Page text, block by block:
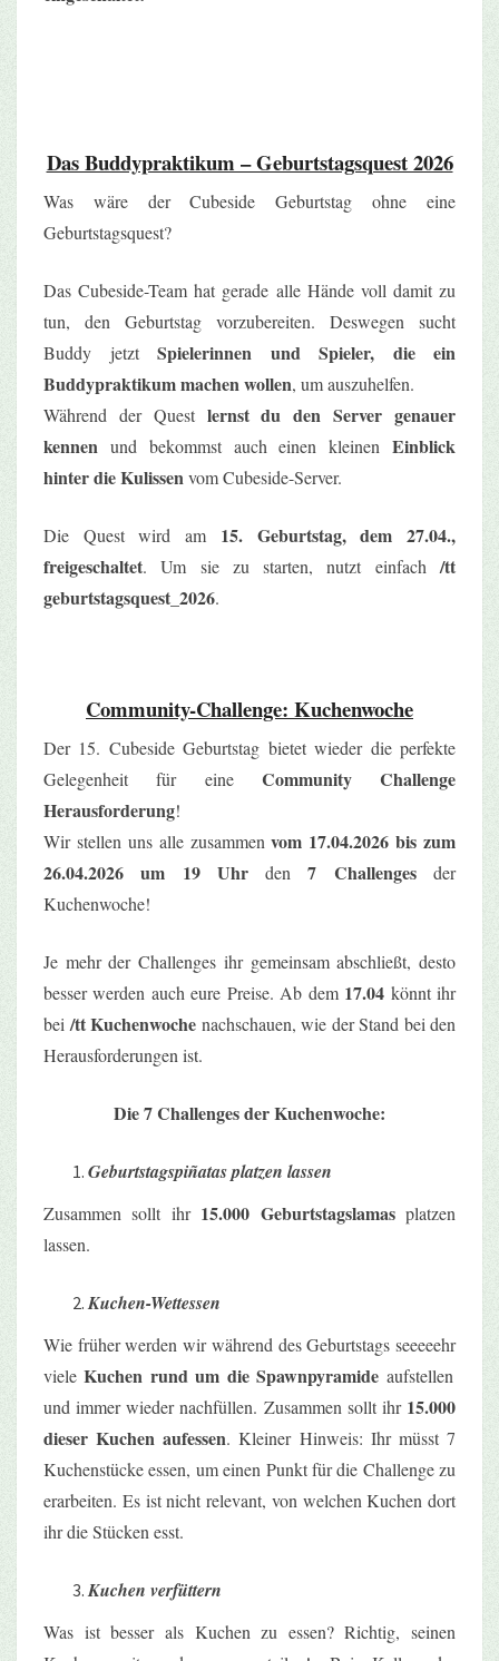
Das Buddypraktikum – Geburtstagsquest 2026
Was wäre der Cubeside Geburtstag ohne eine
Geburtstagsquest?
Das Cubeside-Team hat gerade alle Hände voll damit zu
tun, den Geburtstag vorzubereiten. Deswegen sucht
Buddy jetzt Spielerinnen und Spieler, die ein
Buddypraktikum machen wollen, um auszuhelfen.
Während der Quest lernst du den Server genauer
kennen und bekommst auch einen kleinen Einblick
hinter die Kulissenvom Cubeside-Server.
Die Quest wird am 15. Geburtstag, dem 27.04.,
freigeschaltet. Um sie zu starten, nutzt einfach /tt
geburtstagsquest_2026.
Community-Challenge: Kuchenwoche
Der 15. Cubeside Geburtstag bietet wieder die perfekte
Gelegenheit für eine Community Challenge
Herausforderung!
Wir stellen uns alle zusammenvom 17.04.2026 bis zum
26.04.2026 um 19 Uhrden7 Challengesder
Kuchenwoche!
Je mehr der Challenges ihr gemeinsam abschließt, desto
besser werden auch eure Preise. Ab dem 17.04 könnt ihr
bei /tt Kuchenwoche nachschauen, wie der Stand bei den
Herausforderungen ist.
Die 7 Challenges der Kuchenwoche:
Geburtstagspiñatas platzen lassen
Zusammen sollt ihr 15.000 Geburtstagslamasplatzen
lassen.
Kuchen-Wettessen
Wie früher werden wir während des Geburtstags seeeeehr
vieleKuchen rund um dieSpawnpyramide aufstellen
und immer wieder nachfüllen. Zusammen sollt ihr 15.000
dieser Kuchen aufessen. Kleiner Hinweis: Ihr müsst 7
Kuchenstücke essen, um einen Punkt für die Challenge zu
erarbeiten. Es ist nicht relevant, von welchen Kuchen dort
ihr die Stücken esst.
Kuchen verfüttern
Was ist besser als Kuchen zu essen? Richtig, seinen